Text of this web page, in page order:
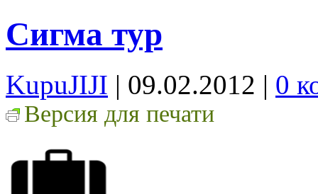
Сигма тур
KupuJIJI | 09.02.2012 | 0
Версия для печати